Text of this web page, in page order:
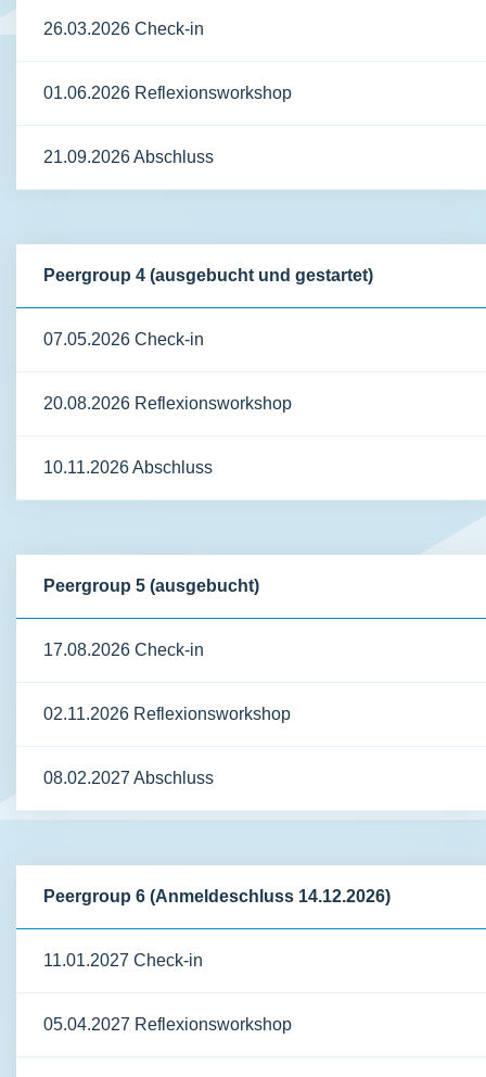
26.03.2026 Check-in
01.06.2026 Reflexionsworkshop
21.09.2026 Abschluss
Peergroup 4 (ausgebucht und gestartet)
07.05.2026 Check-in
20.08.2026 Reflexionsworkshop
10.11.2026 Abschluss
Peergroup 5 (ausgebucht)
17.08.2026 Check-in
02.11.2026 Reflexionsworkshop
08.02.2027 Abschluss
Peergroup 6 (Anmeldeschluss 14.12.2026)
11.01.2027 Check-in
05.04.2027 Reflexionsworkshop